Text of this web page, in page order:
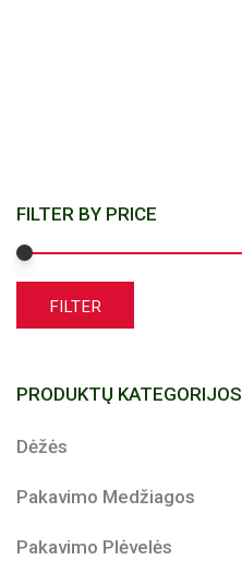
FILTER BY PRICE
FILTER
PRODUKTŲ KATEGORIJOS
Dėžės
Pakavimo Medžiagos
Pakavimo Plėvelės